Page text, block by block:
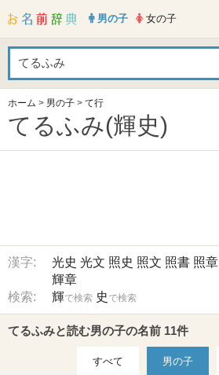
男の子 女の子
ホーム > 男の子 > て行
てるふみ(輝史)
漢字: 光史 光文 照史 照文 照書 照章
輝章
検索:
輝で検索 史 で検索
てるふみと読む男の子の名前 11件
すべて 男の子